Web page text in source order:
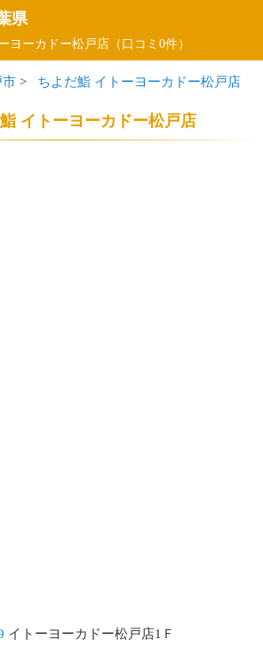
県
ヨーカドー松戸店（口コミ0件）
市 > ちよだ鮨 イトーヨーカドー松戸店
イトーヨーカドー松戸店
イトーヨーカドー松戸店1Ｆ